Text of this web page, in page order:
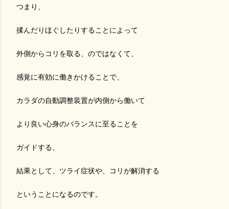
つまり、
揉んだりほぐしたりすることによって
外側からコリを取る、のではなくて、
感覚に有効に働きかけることで、
カラダの自動調整装置が内側から働いて
より良い心身のバランスに至ることを
ガイドする、
結果として、ツライ症状や、コリが解消する
ということになるのです。